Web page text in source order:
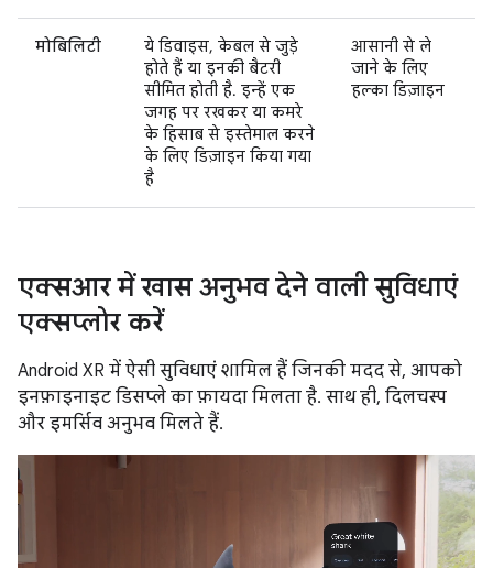
मोबिलिटी
ये डिवाइस, केबल से जुड़े
होते हैं या इनकी बैटरी
सीमित होती है. इन्हें एक
जगह पर रखकर या कमरे
के हिसाब से इस्तेमाल करने
के लिए डिज़ाइन किया गया
है
आसानी से ले
जाने के लिए
हल्का डिज़ाइन
एक्सआर में खास अनुभव देने वाली सुविधाएं
एक्सप्लोर करें
Android XR में ऐसी सुविधाएं शामिल हैं जिनकी मदद से, आपको
इनफ़ाइनाइट डिसप्ले का फ़ायदा मिलता है. साथ ही, दिलचस्प
और इमर्सिव अनुभव मिलते हैं.